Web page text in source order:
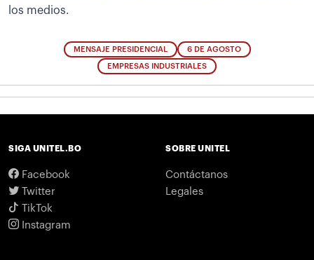
los medios.
MENSAJE PRESIDENCIAL 6 DE AGOSTO
EMPRESAS INDUSTRIALES
SIGA UNITEL.BO
Facebook
Twitter
TikTok
Instagram
SOBRE UNITEL
Contáctanos
Legales